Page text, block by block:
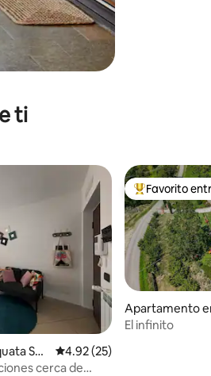
ti
reseñas
Scri
Calificación promedio: 4.92
4.92 (25)
cerca de
Favorito entre
Favorito
Apartamento
Molo
El infinito